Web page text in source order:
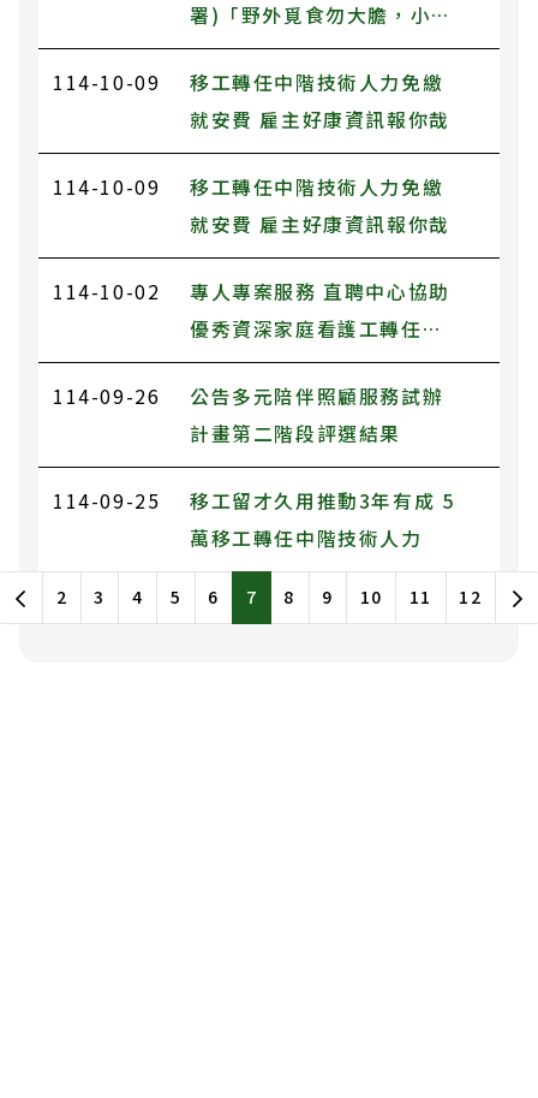
最新消息列表，包含標題和發布日期
署)「野外覓食勿大膽，小心
誤食恐致命」
114-10-09
移工轉任中階技術人力免繳
就安費 雇主好康資訊報你哉
114-10-09
移工轉任中階技術人力免繳
就安費 雇主好康資訊報你哉
114-10-02
專人專案服務 直聘中心協助
優秀資深家庭看護工轉任中
階技術人力
114-09-26
公告多元陪伴照顧服務試辦
計畫第二階段評選結果
114-09-25
移工留才久用推動3年有成 5
萬移工轉任中階技術人力
2 3 4 5 6 7 8 9 10 11 12